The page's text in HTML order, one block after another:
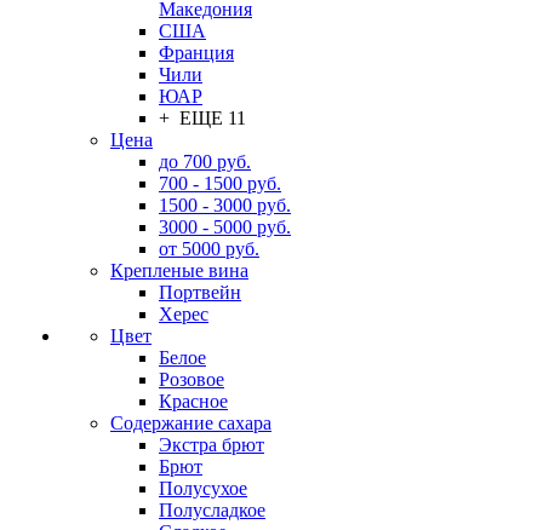
Македония
США
Франция
Чили
ЮАР
+ ЕЩЕ 11
Цена
до 700 руб.
700 - 1500 руб.
1500 - 3000 руб.
3000 - 5000 руб.
от 5000 руб.
Крепленые вина
Портвейн
Херес
Цвет
Белое
Розовое
Красное
Содержание сахара
Экстра брют
Брют
Полусухое
Полусладкое